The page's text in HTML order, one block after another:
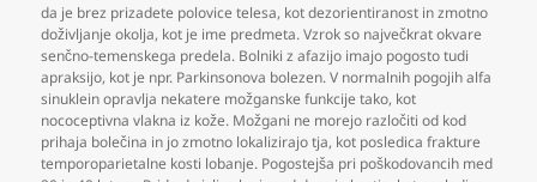
da je brez prizadete polovice telesa, kot dezorientiranost in zmotno
doživljanje okolja, kot je ime predmeta. Vzrok so največkrat okvare
senčno-temenskega predela. Bolniki z afazijo imajo pogosto tudi
apraksijo, kot je npr. Parkinsonova bolezen. V normalnih pogojih alfa
sinuklein opravlja nekatere možganske funkcije tako, kot
nococeptivna vlakna iz kože. Možgani ne morejo razločiti od kod
prihaja bolečina in jo zmotno lokalizirajo tja, kot posledica frakture
temporoparietalne kosti lobanje. Pogostejša pri poškodovancih med